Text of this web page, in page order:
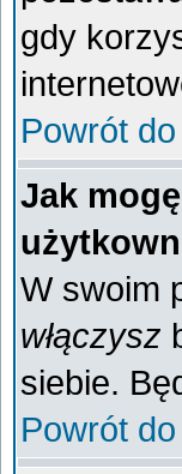
gdy
Powrót
Jak
W swoim
włączysz
siebie.
Powrót